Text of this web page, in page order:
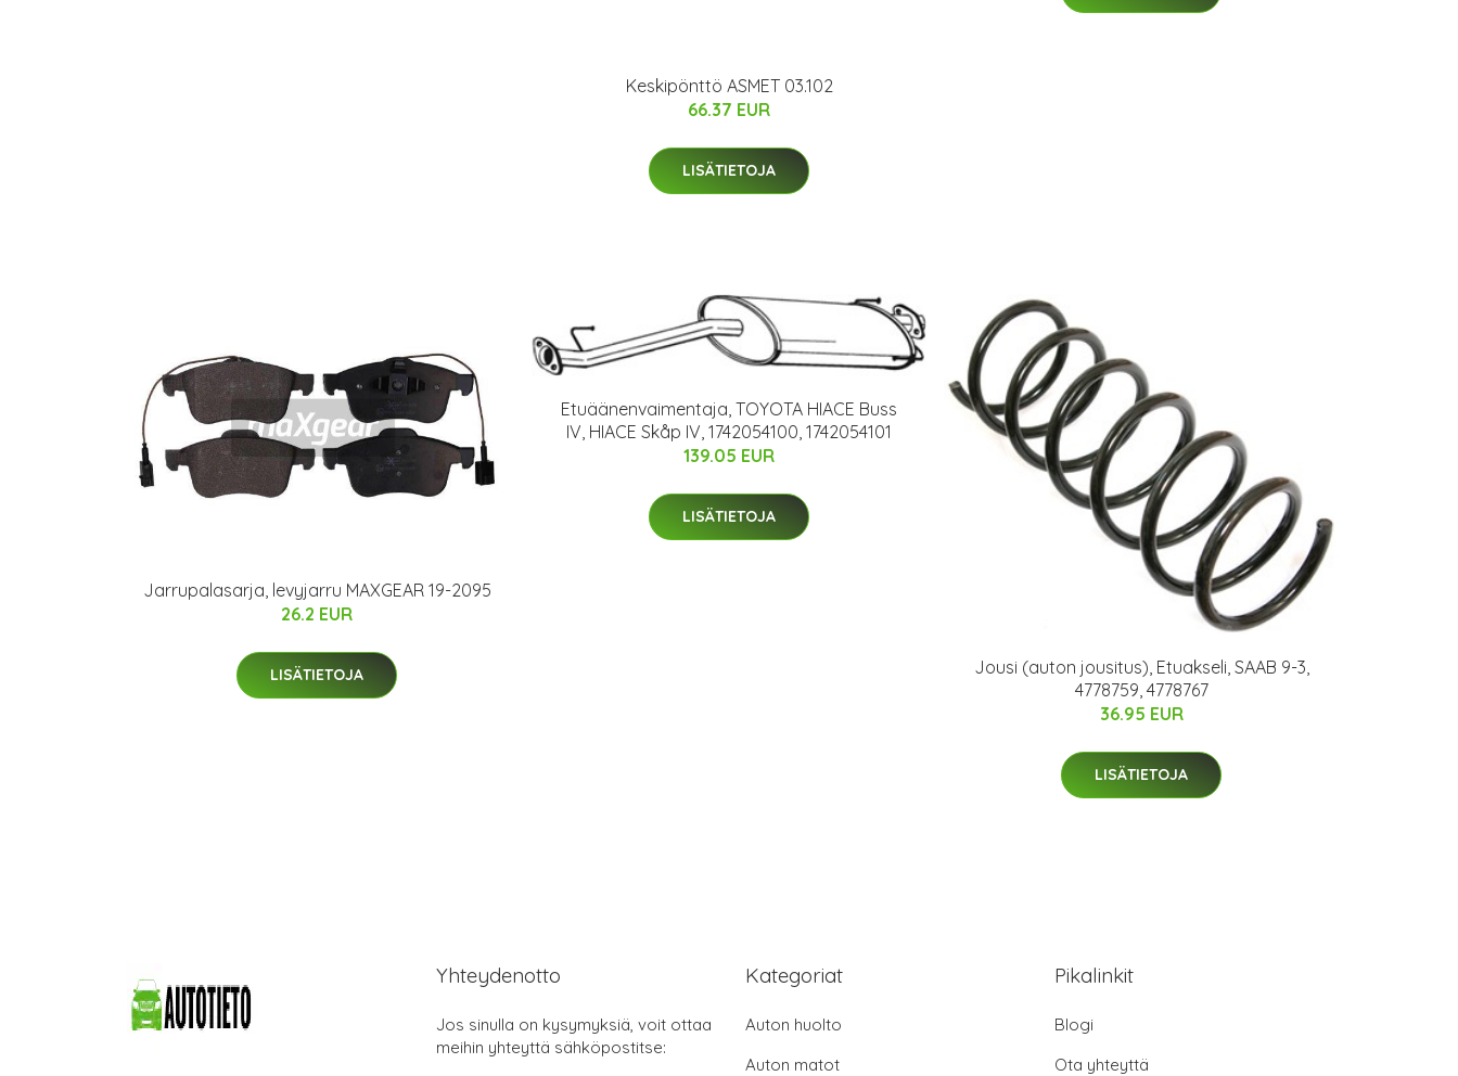
Keskipönttö ASMET 03.102
66.37 EUR
LISÄTIETOJA
Jarrupalasarja, levyjarru MAXGEAR 19-2095
26.2 EUR
LISÄTIETOJA
Etuäänenvaimentaja, TOYOTA HIACE Buss
IV, HIACE Skåp IV, 1742054100, 1742054101
139.05 EUR
LISÄTIETOJA
Jousi (auton jousitus), Etuakseli, SAAB 9-3,
4778759, 4778767
36.95 EUR
LISÄTIETOJA
Yhteydenotto
Jos sinulla on kysymyksiä, voit ottaa
meihin yhteyttä sähköpostitse:
Kategoriat
Auton huolto
Auton matot
Pikalinkit
Blogi
Ota yhteyttä